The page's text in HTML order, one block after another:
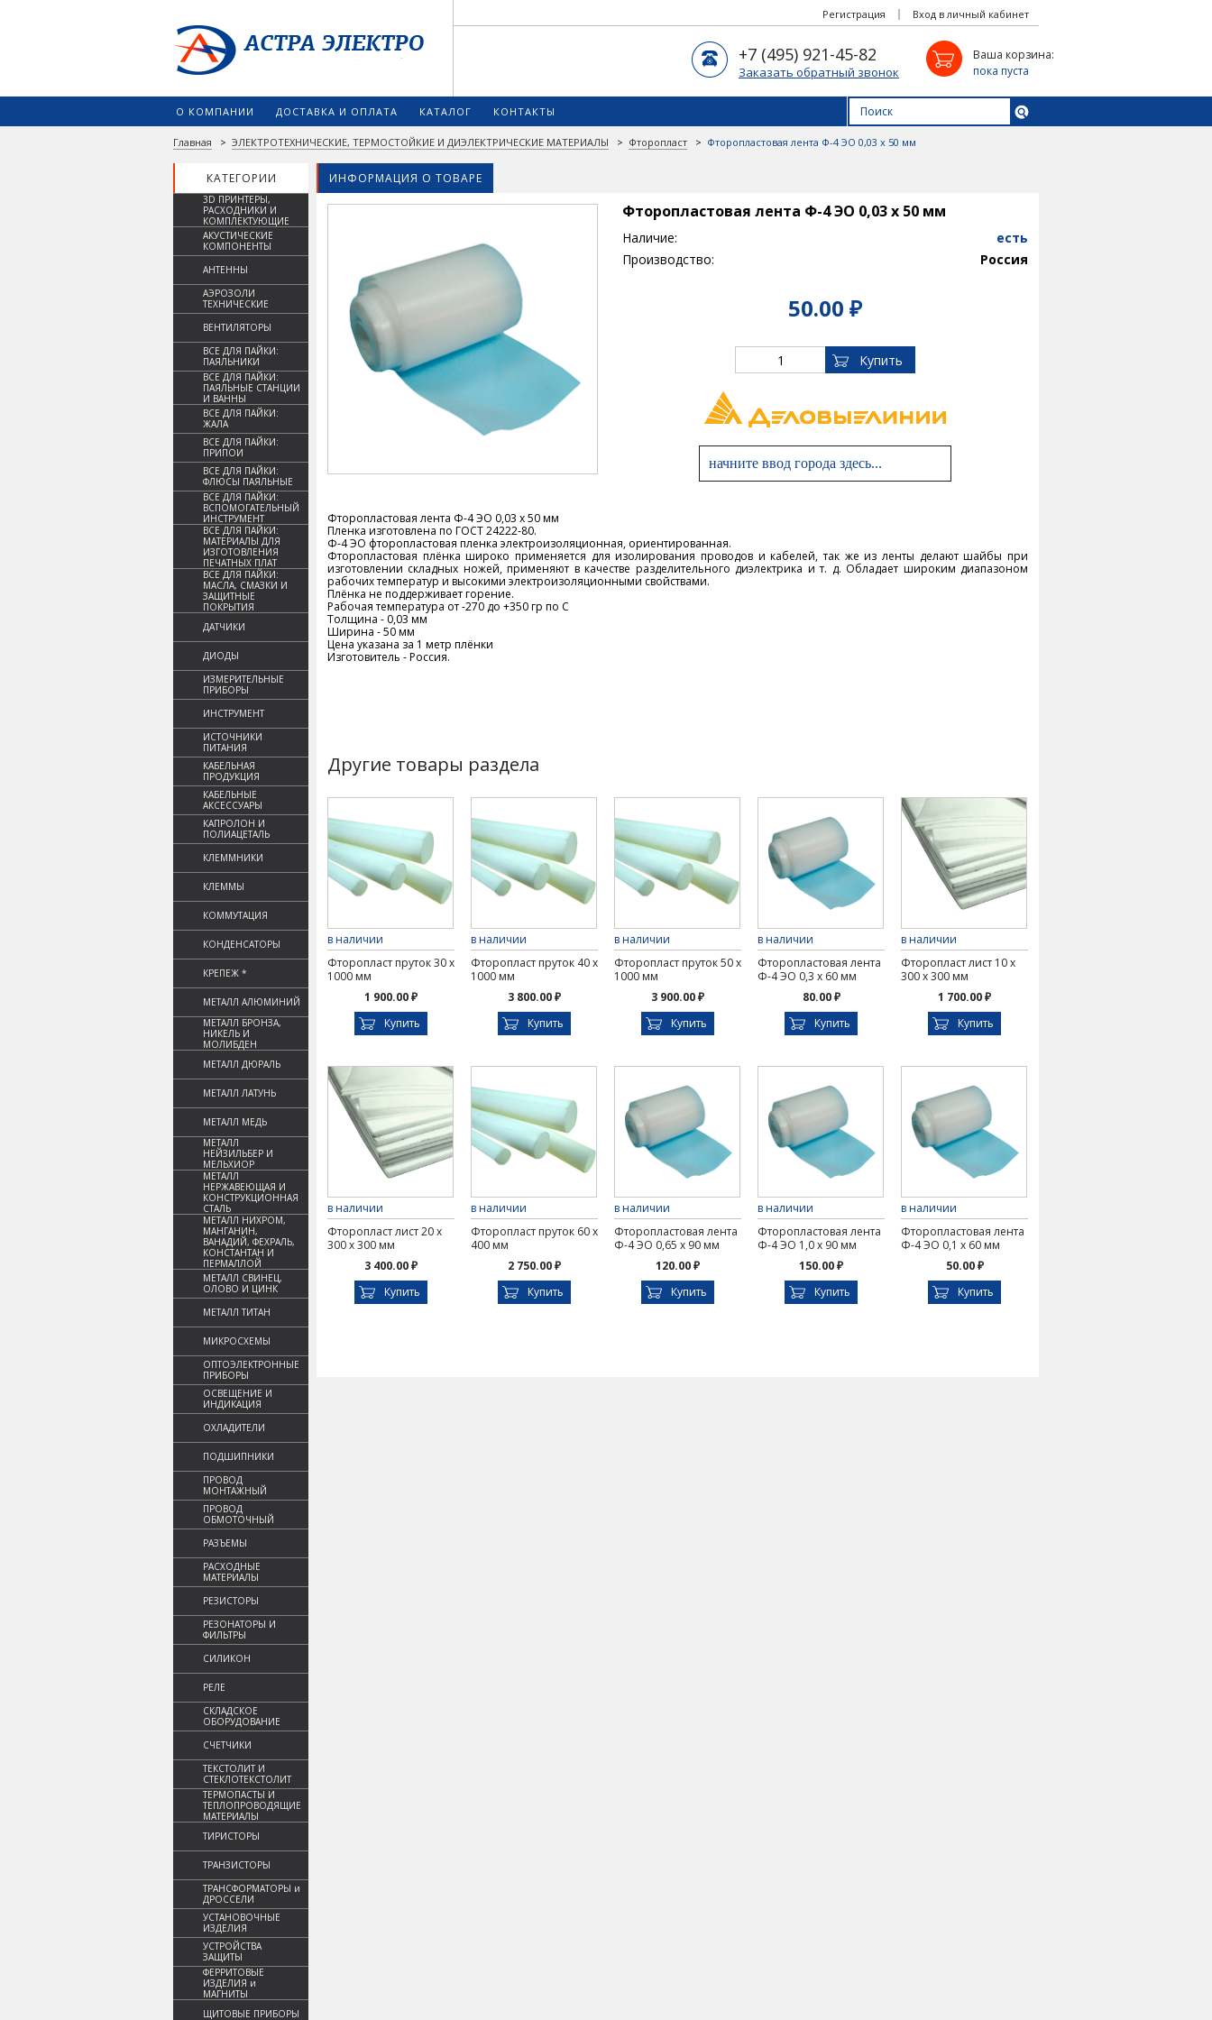
Вход в личный кабинет
Регистрация
Ваша корзина:
пока пуста
+7 (495) 921-45-82
Заказать обратный звонок
О КОМПАНИИ ДОСТАВКА И ОПЛАТА КАТАЛОГ КОНТАКТЫ
Главная > ЭЛЕКТРОТЕХНИЧЕСКИЕ, ТЕРМОСТОЙКИЕ И ДИЭЛЕКТРИЧЕСКИЕ МАТЕРИАЛЫ > Фторопласт > Фторопластовая лента Ф-4 ЭО 0,03 х 50 мм
КАТЕГОРИИ ИНФОРМАЦИЯ О ТОВАРЕ
3D ПРИНТЕРЫ,
РАСХОДНИКИ И
КОМПЛЕКТУЮЩИЕ
АКУСТИЧЕСКИЕ
КОМПОНЕНТЫ
АНТЕННЫ
АЭРОЗОЛИ
ТЕХНИЧЕСКИЕ
ВЕНТИЛЯТОРЫ
ВСЕ ДЛЯ ПАЙКИ:
ПАЯЛЬНИКИ
ВСЕ ДЛЯ ПАЙКИ:
ПАЯЛЬНЫЕ СТАНЦИИ
И ВАННЫ
ВСЕ ДЛЯ ПАЙКИ:
ЖАЛА
ВСЕ ДЛЯ ПАЙКИ:
ПРИПОИ
ВСЕ ДЛЯ ПАЙКИ:
ФЛЮСЫ ПАЯЛЬНЫЕ
ВСЕ ДЛЯ ПАЙКИ:
ВСПОМОГАТЕЛЬНЫЙ
ИНСТРУМЕНТ
ВСЕ ДЛЯ ПАЙКИ:
МАТЕРИАЛЫ ДЛЯ
ИЗГОТОВЛЕНИЯ
ПЕЧАТНЫХ ПЛАТ
ВСЕ ДЛЯ ПАЙКИ:
МАСЛА, СМАЗКИ И
ЗАЩИТНЫЕ
ПОКРЫТИЯ
ДАТЧИКИ
ДИОДЫ
ИЗМЕРИТЕЛЬНЫЕ
ПРИБОРЫ
ИНСТРУМЕНТ
ИСТОЧНИКИ
ПИТАНИЯ
КАБЕЛЬНАЯ
ПРОДУКЦИЯ
КАБЕЛЬНЫЕ
АКСЕССУАРЫ
КАПРОЛОН И
ПОЛИАЦЕТАЛЬ
КЛЕММНИКИ
КЛЕММЫ
КОММУТАЦИЯ
КОНДЕНСАТОРЫ
КРЕПЕЖ *
МЕТАЛЛ АЛЮМИНИЙ
МЕТАЛЛ БРОНЗА,
НИКЕЛЬ И
МОЛИБДЕН
МЕТАЛЛ ДЮРАЛЬ
МЕТАЛЛ ЛАТУНЬ
МЕТАЛЛ МЕДЬ
МЕТАЛЛ
НЕЙЗИЛЬБЕР И
МЕЛЬХИОР
МЕТАЛЛ
НЕРЖАВЕЮЩАЯ И
КОНСТРУКЦИОННАЯ
СТАЛЬ
МЕТАЛЛ НИХРОМ,
МАНГАНИН,
ВАНАДИЙ, ФЕХРАЛЬ,
КОНСТАНТАН И
ПЕРМАЛЛОЙ
МЕТАЛЛ СВИНЕЦ,
ОЛОВО И ЦИНК
МЕТАЛЛ ТИТАН
МИКРОСХЕМЫ
ОПТОЭЛЕКТРОННЫЕ
ПРИБОРЫ
ОСВЕЩЕНИЕ И
ИНДИКАЦИЯ
ОХЛАДИТЕЛИ
ПОДШИПНИКИ
ПРОВОД
МОНТАЖНЫЙ
ПРОВОД
ОБМОТОЧНЫЙ
РАЗЪЕМЫ
РАСХОДНЫЕ
МАТЕРИАЛЫ
РЕЗИСТОРЫ
РЕЗОНАТОРЫ И
ФИЛЬТРЫ
СИЛИКОН
РЕЛЕ
СКЛАДСКОЕ
ОБОРУДОВАНИЕ
СЧЕТЧИКИ
ТЕКСТОЛИТ И
СТЕКЛОТЕКСТОЛИТ
ТЕРМОПАСТЫ И
ТЕПЛОПРОВОДЯЩИЕ
МАТЕРИАЛЫ
ТИРИСТОРЫ
ТРАНЗИСТОРЫ
ТРАНСФОРМАТОРЫ и
ДРОССЕЛИ
УСТАНОВОЧНЫЕ
ИЗДЕЛИЯ
УСТРОЙСТВА
ЗАЩИТЫ
ФЕРРИТОВЫЕ
ИЗДЕЛИЯ и
МАГНИТЫ
ЩИТОВЫЕ ПРИБОРЫ
Фторопластовая лента Ф-4 ЭО 0,03 х 50 мм
Наличие:
есть
Производство:
Россия
50.00 ₽
Фторопластовая лента Ф-4 ЭО 0,03 х 50 мм
Пленка изготовлена по ГОСТ 24222-80.
Ф-4 ЭО фторопластовая пленка электроизоляционная, ориентированная.
Фторопластовая плёнка широко применяется для изолирования проводов и кабелей, так же из ленты делают шайбы при
изготовлении складных ножей, применяют в качестве разделительного диэлектрика и т. д. Обладает широким диапазоном
рабочих температур и высокими электроизоляционными свойствами.
Плёнка не поддерживает горение.
Рабочая температура от -270 до +350 гр по С
Толщина - 0,03 мм
Ширина - 50 мм
Цена указана за 1 метр плёнки
Изготовитель - Россия.
Другие товары раздела
в наличии
Фторопласт пруток 30 х
1000 мм
1 900.00 ₽
Купить
в наличии
Фторопласт пруток 40 х
1000 мм
3 800.00 ₽
Купить
в наличии
Фторопласт пруток 50 х
1000 мм
3 900.00 ₽
Купить
в наличии
Фторопластовая лента
Ф-4 ЭО 0,3 х 60 мм
80.00 ₽
Купить
в наличии
Фторопласт лист 10 х
300 х 300 мм
1 700.00 ₽
Купить
в наличии
Фторопласт лист 20 х
300 х 300 мм
3 400.00 ₽
Купить
в наличии
Фторопласт пруток 60 х
400 мм
2 750.00 ₽
Купить
в наличии
Фторопластовая лента
Ф-4 ЭО 0,65 х 90 мм
120.00 ₽
Купить
в наличии
Фторопластовая лента
Ф-4 ЭО 1,0 х 90 мм
150.00 ₽
Купить
в наличии
Фторопластовая лента
Ф-4 ЭО 0,1 х 60 мм
50.00 ₽
Купить